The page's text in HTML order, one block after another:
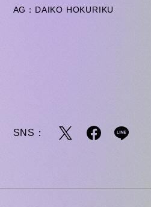
AG：DAIKO HOKURIKU
SNS：